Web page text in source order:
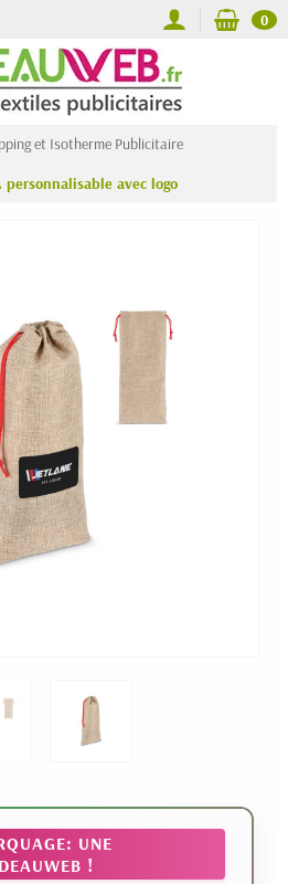
0
et Isotherme Publicitaire
personnalisable avec logo
UNE
!